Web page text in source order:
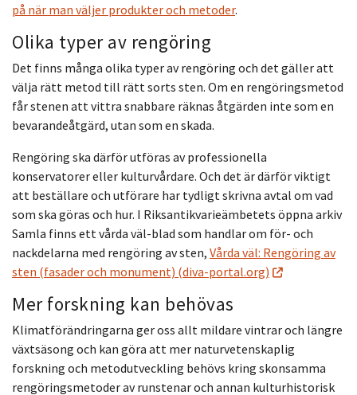
på när man väljer produkter och metoder.
Olika typer av rengöring
Det finns många olika typer av rengöring och det gäller att
välja rätt metod till rätt sorts sten. Om en rengöringsmetod
får stenen att vittra snabbare räknas åtgärden inte som en
bevarandeåtgärd, utan som en skada.
Rengöring ska därför utföras av professionella
konservatorer eller kulturvårdare. Och det är därför viktigt
att beställare och utförare har tydligt skrivna avtal om vad
som ska göras och hur. I Riksantikvarieämbetets öppna arkiv
Samla finns ett vårda väl-blad som handlar om för- och
nackdelarna med rengöring av sten, Vårda väl: Rengöring av
sten (fasader och monument) (diva-portal.org)
Mer forskning kan behövas
Klimatförändringarna ger oss allt mildare vintrar och längre
växtsäsong och kan göra att mer naturvetenskaplig
forskning och metodutveckling behövs kring skonsamma
rengöringsmetoder av runstenar och annan kulturhistorisk